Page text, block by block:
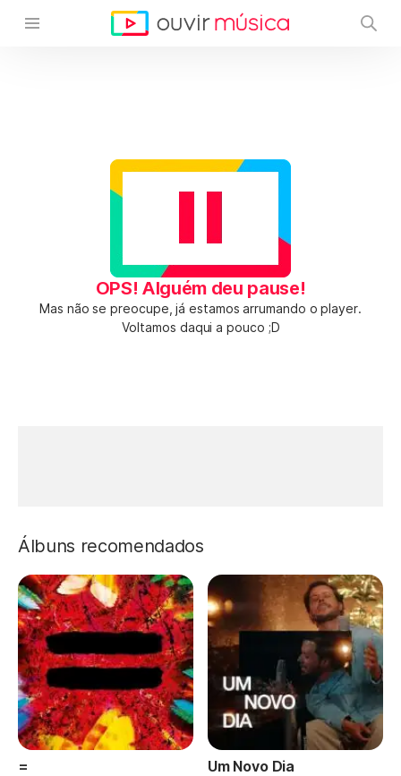
OPS! Alguém deu pause!
Mas não se preocupe, já estamos arrumando o player.
Voltamos daqui a pouco ;D
Álbuns recomendados
= Um Novo Dia